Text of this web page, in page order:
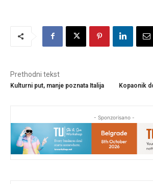
Prethodni tekst
Kulturni put, manje poznata Italija Kopaonik
- Sponzorisano -